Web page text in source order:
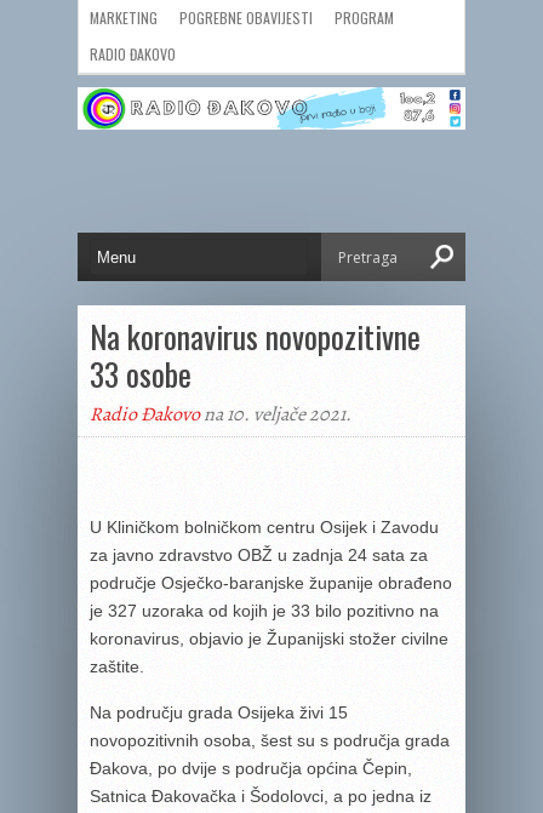
MARKETING POGREBNE OBAVIJESTI
PROGRAM
RADIO ĐAKOVO
Na koronavirus novopozitivne
33 osobe
Radio Đakovona 10. veljače 2021.
U Kliničkom bolničkom centru Osijek i Zavodu
za javno zdravstvo OBŽ u zadnja 24 sata za
područje Osječko-baranjske županije obrađeno
je 327 uzoraka od kojih je 33 bilo pozitivno na
koronavirus, objavio je Županijski stožer civilne
zaštite.
Na području grada Osijeka živi 15
novopozitivnih osoba, šest su s područja grada
Đakova, po dvije s područja općina Čepin,
Satnica Đakovačka i Šodolovci, a po jedna iz